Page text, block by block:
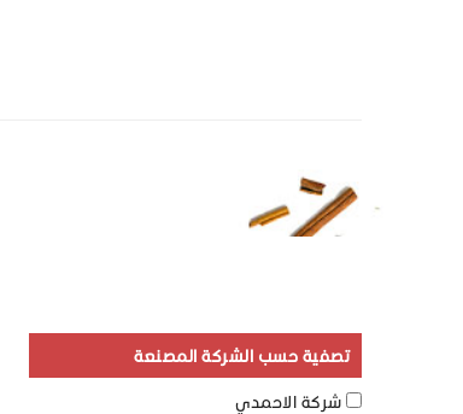
تصفية حسب الشركة المصنعة
شركة الاحمدي